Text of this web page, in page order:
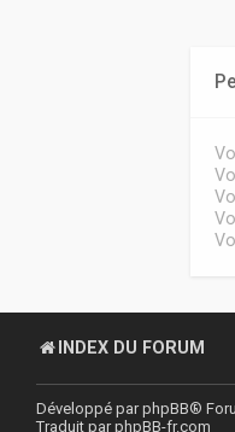
INDEX DU FORUM
Développé parphpBB®
Traduit parphpBB-fr.com